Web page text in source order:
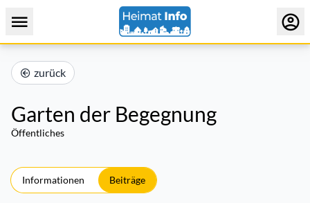
zurück
Garten der Begegnung
Öffentliches
Informationen Beiträge